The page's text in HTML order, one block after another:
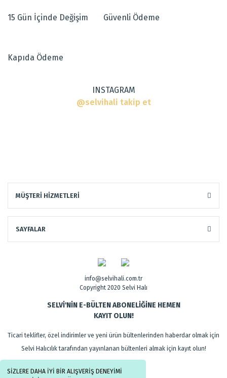
SİZLERE DAHA İYİ BİR ALIŞVERİŞ DENEYİMİ
15 Gün İçinde Değişim Güvenli Ödeme
Kapıda Ödeme
INSTAGRAM
@selvihali takip et
MÜŞTERİ HİZMETLERİ
SAYFALAR
info@selvihali.com.tr
Copyright 2020 Selvi Halı
SELVİ'NİN E-BÜLTEN ABONELİĞİNE HEMEN
KAYIT OLUN!
Ticari teklifler, özel indirimler ve yeni ürün bültenlerinden haberdar olmak için
Selvi Halıcılık tarafından yayınlanan bültenleri almak için kayıt olun!